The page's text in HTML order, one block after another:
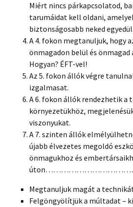
Miért nincs párkapcsolatod,
tarumáidat kell oldani,
biztonságosabb neked egyedül.
A 4. fokon megtanuljuk, hogy
önmagadon belül és
Hogyan? ÉFT-vel!
Az 5. fokon állók végre
izgalmasat.
A 6. fokon állók rendezhetik a
környezetükhöz,
viszonyukat.
A 7. szinten állók
újabb élvezetes megoldó
önmagukhoz és
Megtanuljuk magát a
Felgöngyölítjük a múltadat –